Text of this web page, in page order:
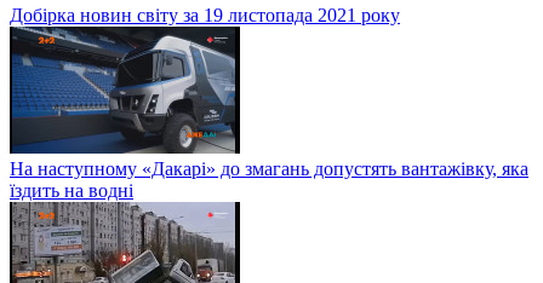
Добірка новин світу за 19 листопада 2021 року
На наступному «Дакарі» до змагань допустять вантажівку, яка
їздить на водні